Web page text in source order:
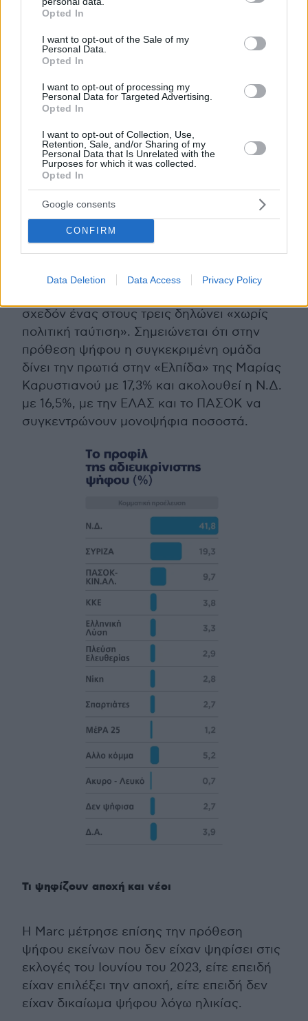
grant or deny consent to Google and its third-party tags to
use your data for below specified purposes in below Google
consent section.
Opted In
I want to opt-out of the Sale of my
Personal Data.
Opted In
I want to opt-out of processing my
Personal Data for Targeted Advertising.
Opted In
I want to opt-out of Collection, Use,
Retention, Sale, and/or Sharing of my
Personal Data that Is Unrelated with the
Purposes for which it was collected.
Opted In
Google consents
CONFIRM
Data Deletion Data Access Privacy Policy
χώρο της αδιευκρίνιστης ψήφου, πράγμα
να αποτελέσουν μία «δεξαμενή» δύο
μονάδων για το κόμμα του Αλέξη Τσίπρα.
Αντίθετα, μόλις ένας στους δέκα
ψηφοφόρους του ΠΑΣΟΚ στεγάζεται στην
ομάδα της αδιευκρίνιστης ψήφου, πράγμα
που αντικειμενικά μειώνει στη μία μονάδα
τις δυνατότητες σημαντικών εισροών στην
κάλπη.
Εχει ενδιαφέρον ότι ένας στους τέσσερις
πολίτες της αδιευκρίνιστης ψήφου
αυτοτοποθετείται στο Κέντρο, ενώ στη
Κεντροδεξιά το 14,1%, στην Κεντροαριστερά
σχεδόν ένας στους τρεις δηλώνει «χωρίς
πολιτική ταύτιση». Σημειώνεται ότι στην
πρόθεση ψήφου η συγκεκριμένη ομάδα
δίνει την πρωτιά στην «Ελπίδα» της Μαρίας
Καρυστιανού με 17,3% και ακολουθεί η Ν.Δ.
με 16,5%, με την ΕΛΑΣ και το ΠΑΣΟΚ να
συγκεντρώνουν μονοψήφια ποσοστά.
Τι ψηφίζουν αποχή και νέοι
Η Μarc μέτρησε επίσης την πρόθεση
ψήφου εκείνων που δεν είχαν ψηφίσει στις
εκλογές του Ιουνίου του 2023, είτε επειδή
είχαν επιλέξει την αποχή, είτε επειδή δεν
είχαν δικαίωμα ψήφου λόγω ηλικίας.